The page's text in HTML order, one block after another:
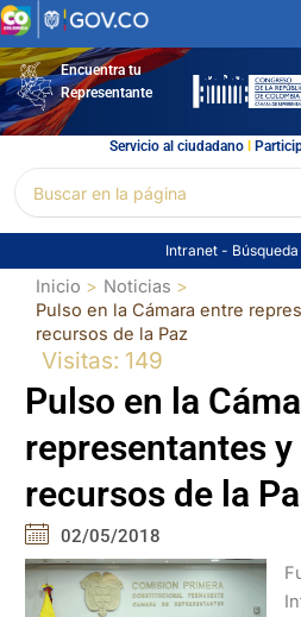
Ir
al
contenidoEncuentra tu
Representante
Servicio al ciudadano l
por:
Intranet -
Inicio
Noticias
Pulso en la Cámara entre
recursos de la Paz
Visitas: 149
Pulso en la
representantes
recursos de la
02/05/2018